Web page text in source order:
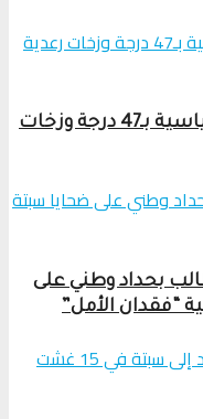
الأرصاد الجوية تحذر من موجة حر قياسية بـ47 درجة وزخات
بحداد وطني على
“فقدان الأمل”